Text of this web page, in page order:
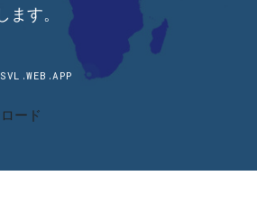
す。
ード